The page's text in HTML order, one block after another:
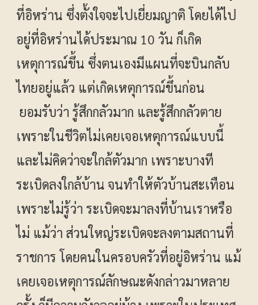
ที่อิหร่าน ซึ่งตั้งใจจะไปเยี่ยมญาติ โดยได้ไป
อยู่ที่อิหร่านได้ประมาณ 10 วัน ก็เกิด
เหตุการณ์ขึ้น ซึ่งตนเองมีแผนที่จะบินกลับ
ไทยอยู่แล้ว แต่เกิดเหตุการณ์ขึ้นก่อน
ยอมรับว่า รู้สึกกลัวมาก และรู้สึกกลัวตาย
เพราะในชีวิตไม่เคยเจอเหตุการณ์แบบนี้
และไม่คิดว่าจะใกล้ตัวมาก เพราะบางที
ระเบิดลงใกล้บ้าน จนทำให้ตัวบ้านสะเทือน
เพราะไม่รู้ว่า ระเบิดจะมาลงที่บ้านเราหรือ
ไม่ แม้ว่า ส่วนใหญ่ระเบิดจะลงตามสถานที่
ราชการ โดยคนในครอบครัวที่อยู่อิหร่าน แม้
เคยเจอเหตุการณ์ลักษณะดังกล่าวมาหลาย